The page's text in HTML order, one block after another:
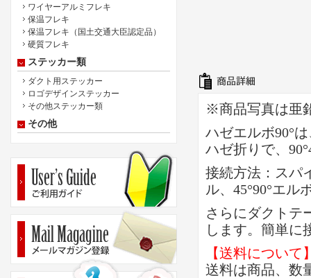
ワイヤーアルミフレキ
保温フレキ
保温フレキ（国土交通大臣認定品）
硬質フレキ
ステッカー類
ダクト用ステッカー
ロゴデザインステッカー
その他ステッカー類
その他
※商品写真は亜
ハゼエルボ90°
ハゼ折りで、
接続方法：スパ
ル、45°90°エル
さらにダクトテ
します。簡単に
【送料について
送料は商品、数